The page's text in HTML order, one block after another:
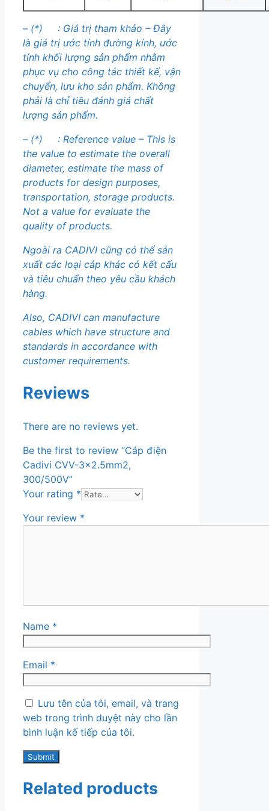
– (*) : Giá trị tham khảo – Đây
là giá trị ước tính đường kính, ước
tính khối lượng sản phẩm nhằm
phục vụ cho công tác thiết kế, vận
chuyển, lưu kho sản phẩm. Không
phải là chỉ tiêu đánh giá chất
lượng sản phẩm.
– (*) : Reference value – This is
the value to estimate the overall
diameter, estimate the mass of
products for design purposes,
transportation, storage products.
Not a value for evaluate the
quality of products.
Ngoài ra CADIVI cũng có thể sản
xuất các loại cáp khác có kết cấu
và tiêu chuẩn theo yêu cầu khách
hàng.
Also, CADIVI can manufacture
cables which have structure and
standards in accordance with
customer requirements.
Reviews
There are no reviews yet.
Be the first to review “Cáp điện
Cadivi CVV-3×2.5mm2,
300/500V”
Your rating *
Your review *
Name *
Email *
Lưu tên của tôi, email, và trang
web trong trình duyệt này cho lần
bình luận kế tiếp của tôi.
Related products